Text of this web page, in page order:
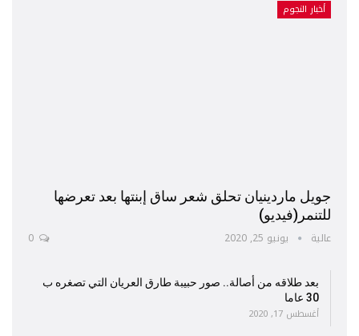
أخبار النجوم
جويل ماردينيان تحلق شعر ساق إبنتها بعد تعرضها
للتنمر(فيديو)
عالية يونيو 25, 2020
بعد طلاقه من أصالة.. صور حبيبة طارق العريان التي تصغره ب
30 عاما
أغسطس 17, 2020